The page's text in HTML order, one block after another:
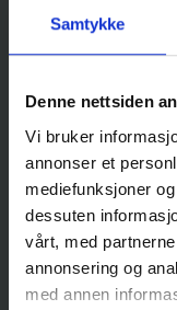
Samtykke
Denne nettsiden
Vi bruker
annonser et
mediefunksjoner
dessuten
vårt, med
annonsering og
med annen
- Vi gleder
flytter fra stor
townhouse (114
Hamar. – Vi ser
vedlikehold,
tid på
Les mer